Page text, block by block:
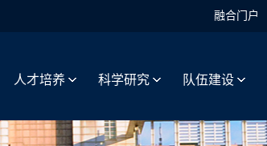
融合门户
人才培养 科学研究 队伍建设